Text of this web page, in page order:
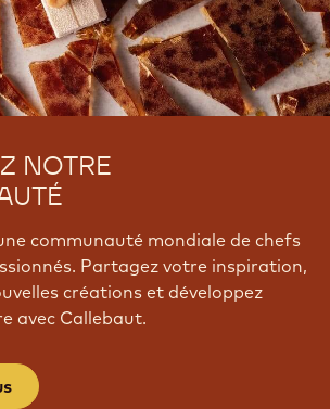
NOTRE
communauté mondiale de chefs
Partagez votre inspiration,
créations et développez
avec Callebaut.